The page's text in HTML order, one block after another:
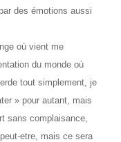
des émotions aussi
où vient me
du monde où
tout simplement, je
» pour autant, mais
sans complaisance,
etre, mais ce sera